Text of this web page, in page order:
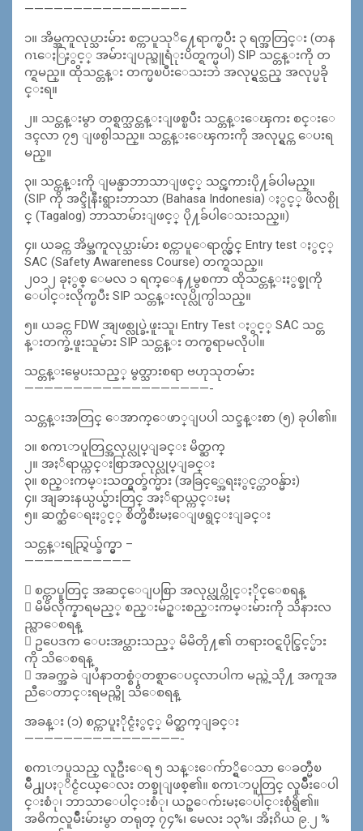
————————————————–
၁။ အိမ္အကူလုပ္သားမ်ား စင္ကာပူသုိ႔ေရာက္ၿပီး ၃ ရက္အတြင္း (တန
ဂၤေႏြႏွင့္ အမ်ားျပည္သူရံုးပိတ္ရက္မပါ) SIP သင္တန္းကို တ
က္ရမည္။ ထိုသင္တန္း တက္မၿပီးေသးဘဲ အလုပ္ရွင္သည္ အလုပ္မခို
င္းရ။
၂။ သင္တန္းမွာ တစ္ရက္သင္တန္းျဖစ္ၿပီး သင္တန္းေၾကး စင္းေ
ဒၚလာ ၇၅ ျဖစ္ပါသည္။ သင္တန္းေၾကးကို အလုပ္ရွင္က ေပးရ
မည္။
၃။ သင္တန္းကို ျမန္မာဘာသာျဖင့္ သင္ၾကားပို႔ခ်ပါမည္။
(SIP ကို အင္ဒိုနီးရွားဘာသာ (Bahasa Indonesia) ႏွင့္ ဖိလစ္ပို
င္ (Tagalog) ဘာသာမ်ားျဖင့္ ပို႔ခ်ပါေသးသည္။)
၄။ ယခင္က အိမ္အကူလုပ္သားမ်ား စင္ကာပူေရာက္လွ်င္ Entry test ႏွင့္
SAC (Safety Awareness Course) တက္ရသည္။
၂၀၁၂ ခုႏွစ္ ေမလ ၁ ရက္ေန႔မွစကာ ထိုသင္တန္းႏွစ္ခုကို
ေပါင္းလိုက္ၿပီး SIP သင္တန္းလုပ္လိုက္ပါသည္။
၅။ ယခင္က FDW အျဖစ္လုပ္ခဲ့ဖူးသူ၊ Entry Test ႏွင့္ SAC သင္တ
န္းတက္ခဲ့ဖူးသူမ်ား SIP သင္တန္း တက္စရာမလိုပါ။
သင္တန္းမွေပးသည့္ မွတ္သားစရာ ဗဟုသုတမ်ား
———————————————————-
သင္တန္းအတြင္ ေအာက္ေဖာ္ျပပါ သင္ခန္းစာ (၅) ခုပါ၏။
၁။ စကၤာပူတြင္အလုပ္လုပ္ျခင္း မိတ္ဆက္
၂။ အႏၲရာယ္ကင္းစြာအလုပ္လုပ္ျခင္း
၃။ စည္းကမ္းသတ္မွတ္ခ်က္မ်ား (အခြင့္အေရးႏွင့္တာ၀န္မ်ား)
၄။ အျခားနယ္ပယ္မ်ားတြင္ အႏၲရာယ္ကင္းမႈ
၅။ ဆက္ဆံေရးႏွင့္ စိတ္ဖိစီးမႈေျဖရွင္းျခင္း
သင္တန္းရည္ရြယ္ခ်က္မွာ –
———————————
 စင္ကာပူတြင္ အဆင္ေျပစြာ အလုပ္လုပ္ကိုင္ႏိုင္ေစရန္
 မိမိလိုက္နာရမည့္ စည္းမ်ဥ္းစည္းကမ္းမ်ားကို သိနားလ
ည္လာေစရန္
 ဥပေဒက ေပးအပ္ထားသည့္ မိမိတို႔၏ တရားဝင္ရပိုင္ခြင့္မ်ား
ကို သိေစရန္
 အခက္အခဲ ျပႆနာတစ္စံုတစ္ရာေပၚလာပါက မည္ကဲ့သို႔ အကူအ
ညီေတာင္းရမည္ကို သိေစရန္
အခန္း (၁) စင္ကာပူႏိုင္ငံႏွင့္ မိတ္ဆက္ျခင္း
————————————————-
စကၤာပူသည္ လူဦးေရ ၅ သန္းေက်ာ္ရွိေသာ ေခတ္မီၿ
မိဳ႕ျပႏုိင္ငံငယ္ေလး တစ္ခုျဖစ္၏။ စကၤာပူတြင္ လူမ်ိဳးေပါ
င္းစံု၊ ဘာသာေပါင္းစံု၊ ယဥ္ေက်းမႈေပါင္းစုံရွိ၏။
အဓိကလူမ်ိဳးမ်ားမွာ တရုတ္ ၇၄%၊ မေလး ၁၃%၊ အိႏၵိယ ၉.၂ %